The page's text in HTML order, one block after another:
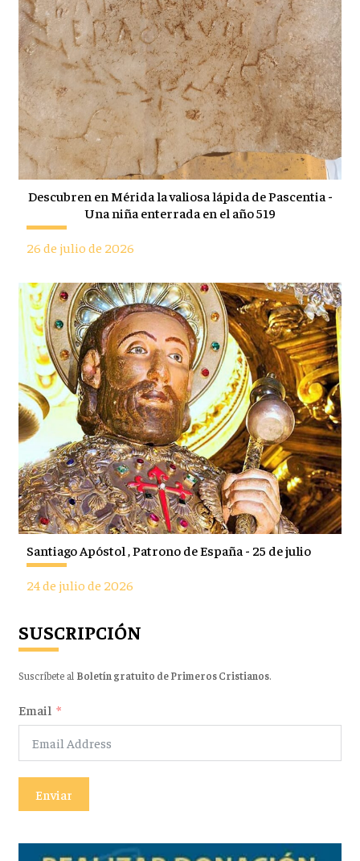
Descubren en Mérida la valiosa lápida de Pascentia -
Una niña enterrada en el año 519
26 de julio de 2026
Santiago Apóstol , Patrono de España - 25 de julio
24 de julio de 2026
SUSCRIPCIÓN
Suscríbete al Boletín gratuito de Primeros Cristianos.
Email
Enviar